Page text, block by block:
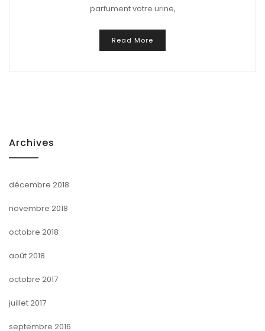
parfument votre urine,
Read More
Archives
décembre 2018
novembre 2018
octobre 2018
août 2018
octobre 2017
juillet 2017
septembre 2016